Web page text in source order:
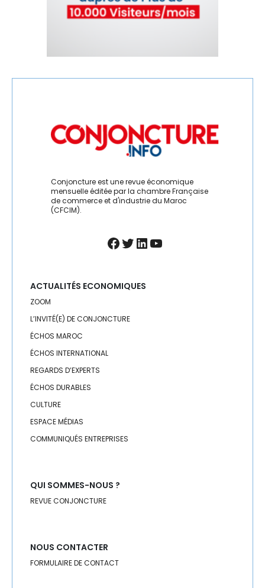
Conjoncture est une revue économique
mensuelle éditée par la chambre Française
de commerce et d'industrie du Maroc
(CFCIM).
Facebook
Twitter
LinkedIn
YouTube
ACTUALITÉS ECONOMIQUES
ZOOM
L’INVITÉ(E) DE CONJONCTURE
ÉCHOS MAROC
ÉCHOS INTERNATIONAL
REGARDS D’EXPERTS
ÉCHOS DURABLES
CULTURE
ESPACE MÉDIAS
COMMUNIQUÉS ENTREPRISES
QUI SOMMES-NOUS ?
REVUE CONJONCTURE
NOUS CONTACTER
FORMULAIRE DE CONTACT